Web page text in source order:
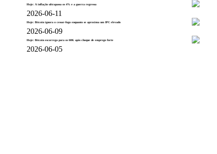
Hoje: A inflação ultrapassa os 4% e a guerra regressa
2026-06-11
Hoje: Bitcoin ignora o cessar-fogo enquanto se aproxima um IPC elevado
2026-06-09
Hoje: Bitcoin escorrega para os 60K após choque de emprego forte
2026-06-05